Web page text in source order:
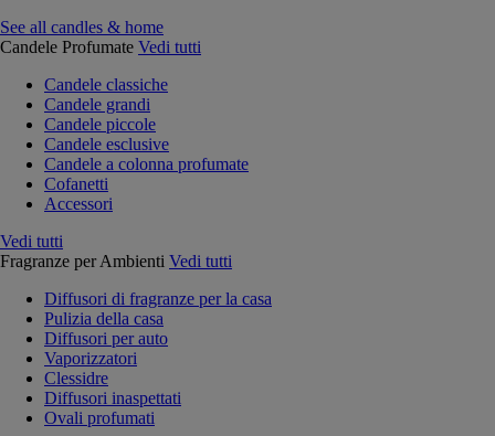
See all candles & home
Candele Profumate Vedi tutti
Candele classiche
Candele grandi
Candele piccole
Candele esclusive
Candele a colonna profumate
Cofanetti
Accessori
Vedi tutti
Fragranze per Ambienti Vedi tutti
Diffusori di fragranze per la casa
Pulizia della casa
Diffusori per auto
Vaporizzatori
Clessidre
Diffusori inaspettati
Ovali profumati